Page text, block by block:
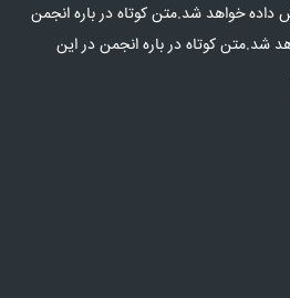
خواهد شد.متن کوتاه در باره انجمن
شد.متن کوتاه در باره انجمن در این